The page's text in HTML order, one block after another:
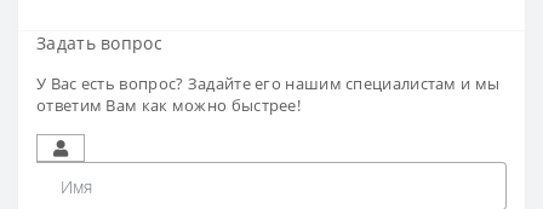
Задать вопрос
У Вас есть вопрос? Задайте его нашим специалистам и мы
ответим Вам как можно быстрее!